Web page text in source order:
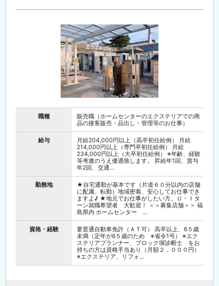
職種
販売職（ホームセンターのエクステリアでの商
品の接客販売・品出し・管理等のお仕事）
給与
月給204,000円以上（高卒初任給例） 月給
214,000円以上（専門卒初任給例） 月給
234,000円以上（大卒初任給例） ※年齢、経験
等考慮のうえ優遇致します。 昇給年1回、賞与
年2回、交通...
勤務地
★自宅通勤が基本です（片道６０分以内の店舗
に配属、転勤）地域密着、安心してお仕事でき
ますよ♪ ★地元でお仕事がしたい方、Ｕ・Ｉタ
ーン就職希望者 大歓迎！ ＜＜募集店舗＞＞ 福
島県内 ホームセンター ...
資格・経験
要普通自動車免許（ＡＴ可） 高卒以上、6５歳
未満（定年が6５歳のため ※省令1号） ※エク
ステリアプランナー、ブロック塀診断士 をお
持ちの方は資格手当あり（月額２，０００円）
※エクステリア、リフォ...